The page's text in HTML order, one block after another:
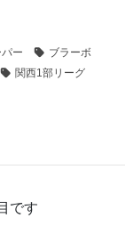
ー
ブラーボ
関西1部リーグ
です